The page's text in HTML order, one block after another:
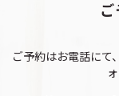
ご予約はお電話にて